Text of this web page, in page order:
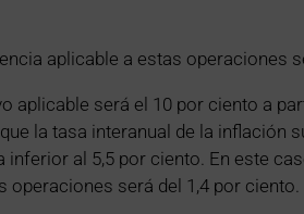
aplicable a estas operaciones
aplicable será el 10 por ciento a
la tasa interanual de la inflación
inferior al 5,5 por ciento. En este
operaciones será del 1,4 por ciento.